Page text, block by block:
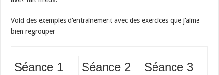
Voici des exemples d’entrainement avec des exercices que j’aime
bien regrouper
Séance 1 Séance 2 Séance 3